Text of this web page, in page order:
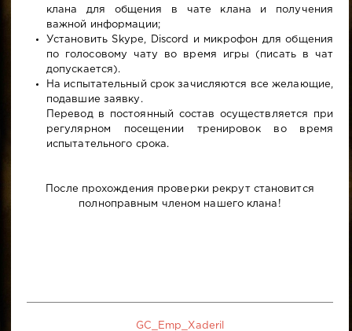
клана для общения в чате клана и получения
важной информации;
Установить Skype, Discord и микрофон для общения
по голосовому чату во время игры (писать в чат
допускается).
На испытательный срок зачисляются все желающие,
подавшие заявку.
Перевод в постоянный состав осуществляется при
регулярном посещении тренировок во время
испытательного срока.
После прохождения проверки рекрут становится
полноправным членом нашего клана!
GC_Emp_Xaderil